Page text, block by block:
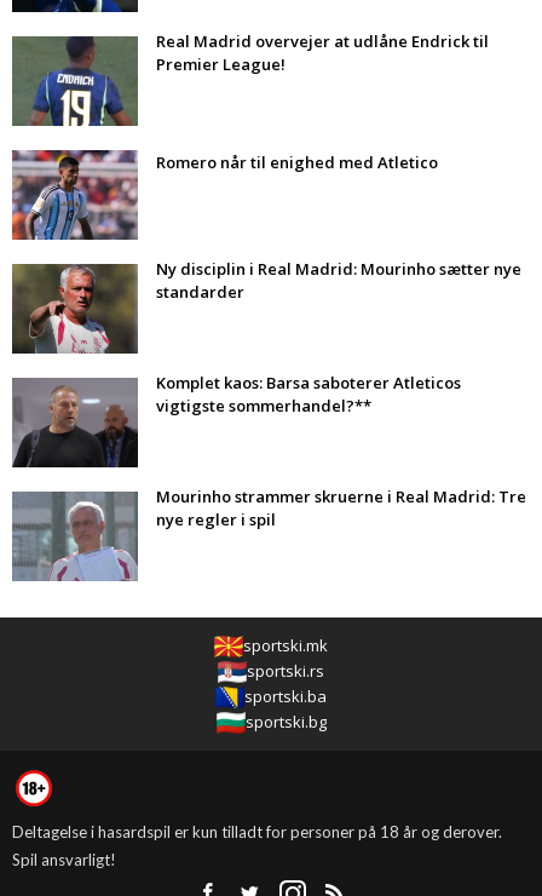
Real Madrid overvejer at udlåne Endrick til
Premier League!
Romero når til enighed med Atletico
Ny disciplin i Real Madrid: Mourinho sætter nye
standarder
Komplet kaos: Barsa saboterer Atleticos
vigtigste sommerhandel?**
Mourinho strammer skruerne i Real Madrid: Tre
nye regler i spil
sportski.mk
sportski.rs
sportski.ba
sportski.bg
Deltagelse i hasardspil er kun tilladt for personer på 18 år og derover.
Spil ansvarligt!